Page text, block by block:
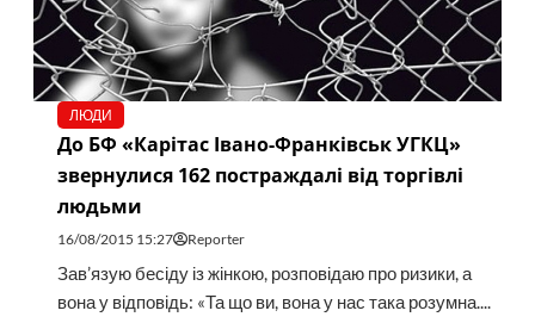
ЛЮДИ
До БФ «Карітас Івано-Франківськ УГКЦ»
звернулися 162 постраждалі від торгівлі
людьми
16/08/2015 15:27 Reporter
Зав’язую бесіду із жінкою, розповідаю про ризики, а
вона у відповідь: «Та що ви, вона у нас така розумна....